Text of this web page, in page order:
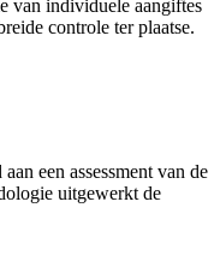
van individuele aangiftes
controle ter plaatse.
een assessment van de
uitgewerkt de